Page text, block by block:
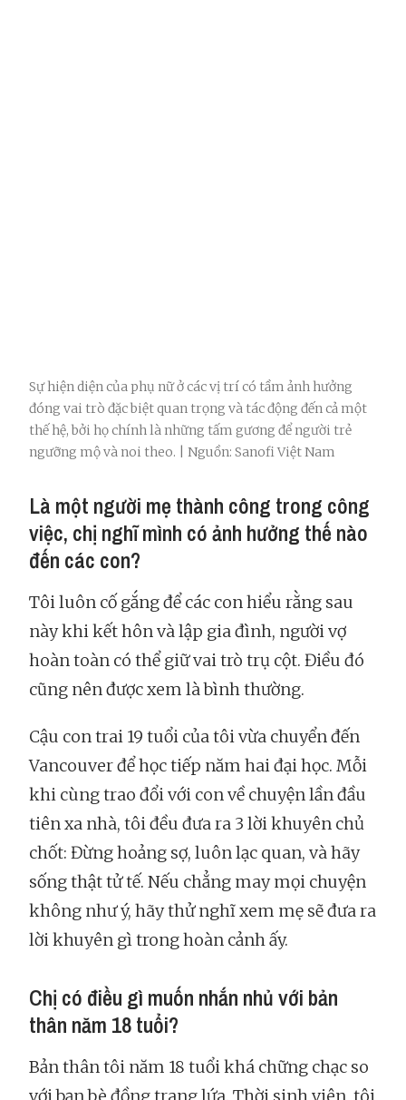
Sự hiện diện của phụ nữ ở các vị trí có tầm ảnh hưởng
đóng vai trò đặc biệt quan trọng và tác động đến cả một
thế hệ, bởi họ chính là những tấm gương để người trẻ
ngưỡng mộ và noi theo. | Nguồn: Sanofi Việt Nam
Là một người mẹ thành công trong công
việc, chị nghĩ mình có ảnh hưởng thế nào
đến các con?
Tôi luôn cố gắng để các con hiểu rằng sau
này khi kết hôn và lập gia đình, người vợ
hoàn toàn có thể giữ vai trò trụ cột. Điều đó
cũng nên được xem là bình thường.
Cậu con trai 19 tuổi của tôi vừa chuyển đến
Vancouver để học tiếp năm hai đại học. Mỗi
khi cùng trao đổi với con về chuyện lần đầu
tiên xa nhà, tôi đều đưa ra 3 lời khuyên chủ
chốt: Đừng hoảng sợ, luôn lạc quan, và hãy
sống thật tử tế. Nếu chẳng may mọi chuyện
không như ý, hãy thử nghĩ xem mẹ sẽ đưa ra
lời khuyên gì trong hoàn cảnh ấy.
Chị có điều gì muốn nhắn nhủ với bản
thân năm 18 tuổi?
Bản thân tôi năm 18 tuổi khá chững chạc so